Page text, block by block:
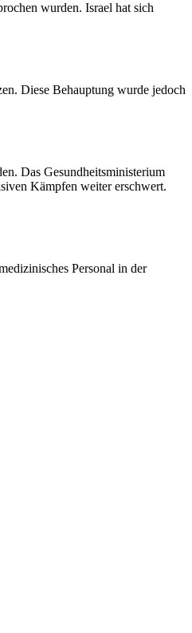
wurden. Israel hat sich
Diese Behauptung wurde jedoch
Das Gesundheitsministerium
Kämpfen weiter erschwert.
Personal in der